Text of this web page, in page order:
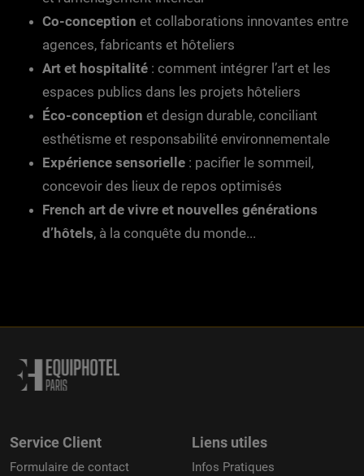
Co-conception et collaborations innovantes entre
agences, fabricants et hôteliers
Art et hospitalité : comment intégrer l’art et les
espaces publics dans les projets hôteliers
Éco-conception et design durable, conciliant
esthétisme et responsabilité environnementale
Expérience sensorielle : pacifier le sommeil,
concevoir des lieux de repos optimisés
French art de vivre et nouvelles générations
d’hôtels, à la conquête du monde...
Service Client
Formulaire de contact
Liens utiles
Infos Pratiques